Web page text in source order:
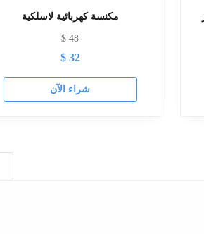
مكنسة كهربائية لاسلكية
48
$
32
$
شراء الآن